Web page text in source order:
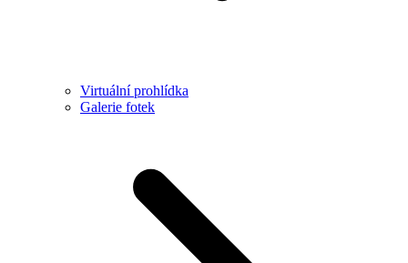
Virtuální prohlídka
Galerie fotek